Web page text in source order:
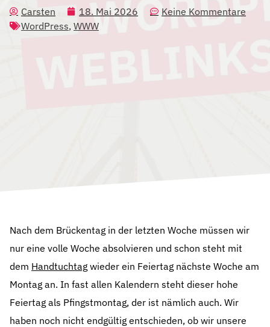
Carsten 18. Mai 2026
Keine Kommentare
WordPress, WWW
Nach dem Brückentag in der letzten Woche müssen wir
nur eine volle Woche absolvieren und schon steht mit
dem Handtuchtag wieder ein Feiertag nächste Woche am
Montag an. In fast allen Kalendern steht dieser hohe
Feiertag als Pfingstmontag, der ist nämlich auch. Wir
haben noch nicht endgültig entschieden, ob wir unsere